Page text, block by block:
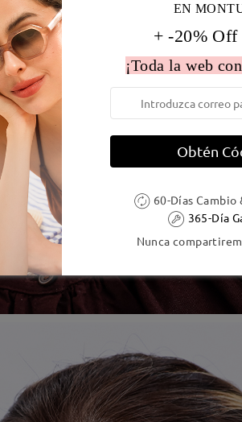
EN
+ -20% Off
¡Toda la web
Obtén
60-Días
365-Día
Nunca